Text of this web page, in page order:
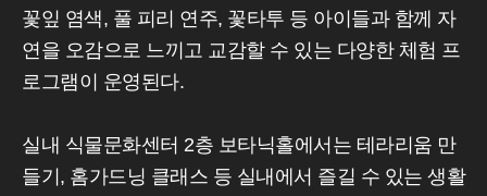
꽃잎 염색, 풀 피리 연주, 꽃타투 등 아이들과 함께 자
연을 오감으로 느끼고 교감할 수 있는 다양한 체험 프
로그램이 운영된다.
실내 식물문화센터 2층 보타닉홀에서는 테라리움 만
들기, 홈가드닝 클래스 등 실내에서 즐길 수 있는 생활